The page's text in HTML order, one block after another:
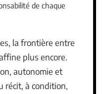
de chaque
la frontière entre
plus encore.
autonomie et
récit, à condition,